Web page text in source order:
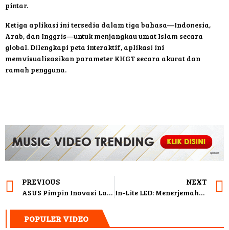
pintar.
Ketiga aplikasi ini tersedia dalam tiga bahasa—Indonesia,
Arab, dan Inggris—untuk menjangkau umat Islam secara
global. Dilengkapi peta interaktif, aplikasi ini
memvisualisasikan parameter KHGT secara akurat dan
ramah pengguna.
PREVIOUS
ASUS Pimpin Inovasi Laptop AI di Indonesia dengan Jajaran Paling Lengkap dan Terjangkau
NEXT
In-Lite LED: Menerjemahkan Emosi melalui Cahaya dan Bayangan
POPULER VIDEO